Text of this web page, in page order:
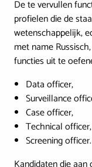
De te vervullen
profielen die de
wetenschappelijk,
met name
functies uit te
Data officer,
Surveillance
Case officer,
Technical officer,
Screening officer.